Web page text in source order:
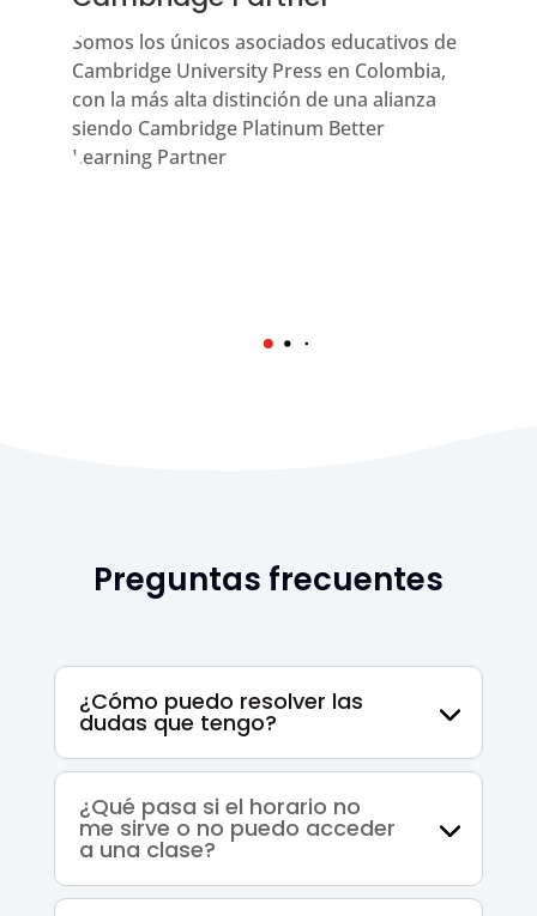
Somos los únicos asociados educativos de
Cambridge University Press en Colombia,
con la más alta distinción de una alianza
siendo Cambridge Platinum Better
Learning Partner
Preguntas frecuentes
¿Cómo puedo resolver las
dudas que tengo?
¿Qué pasa si el horario no
me sirve o no puedo acceder
a una clase?